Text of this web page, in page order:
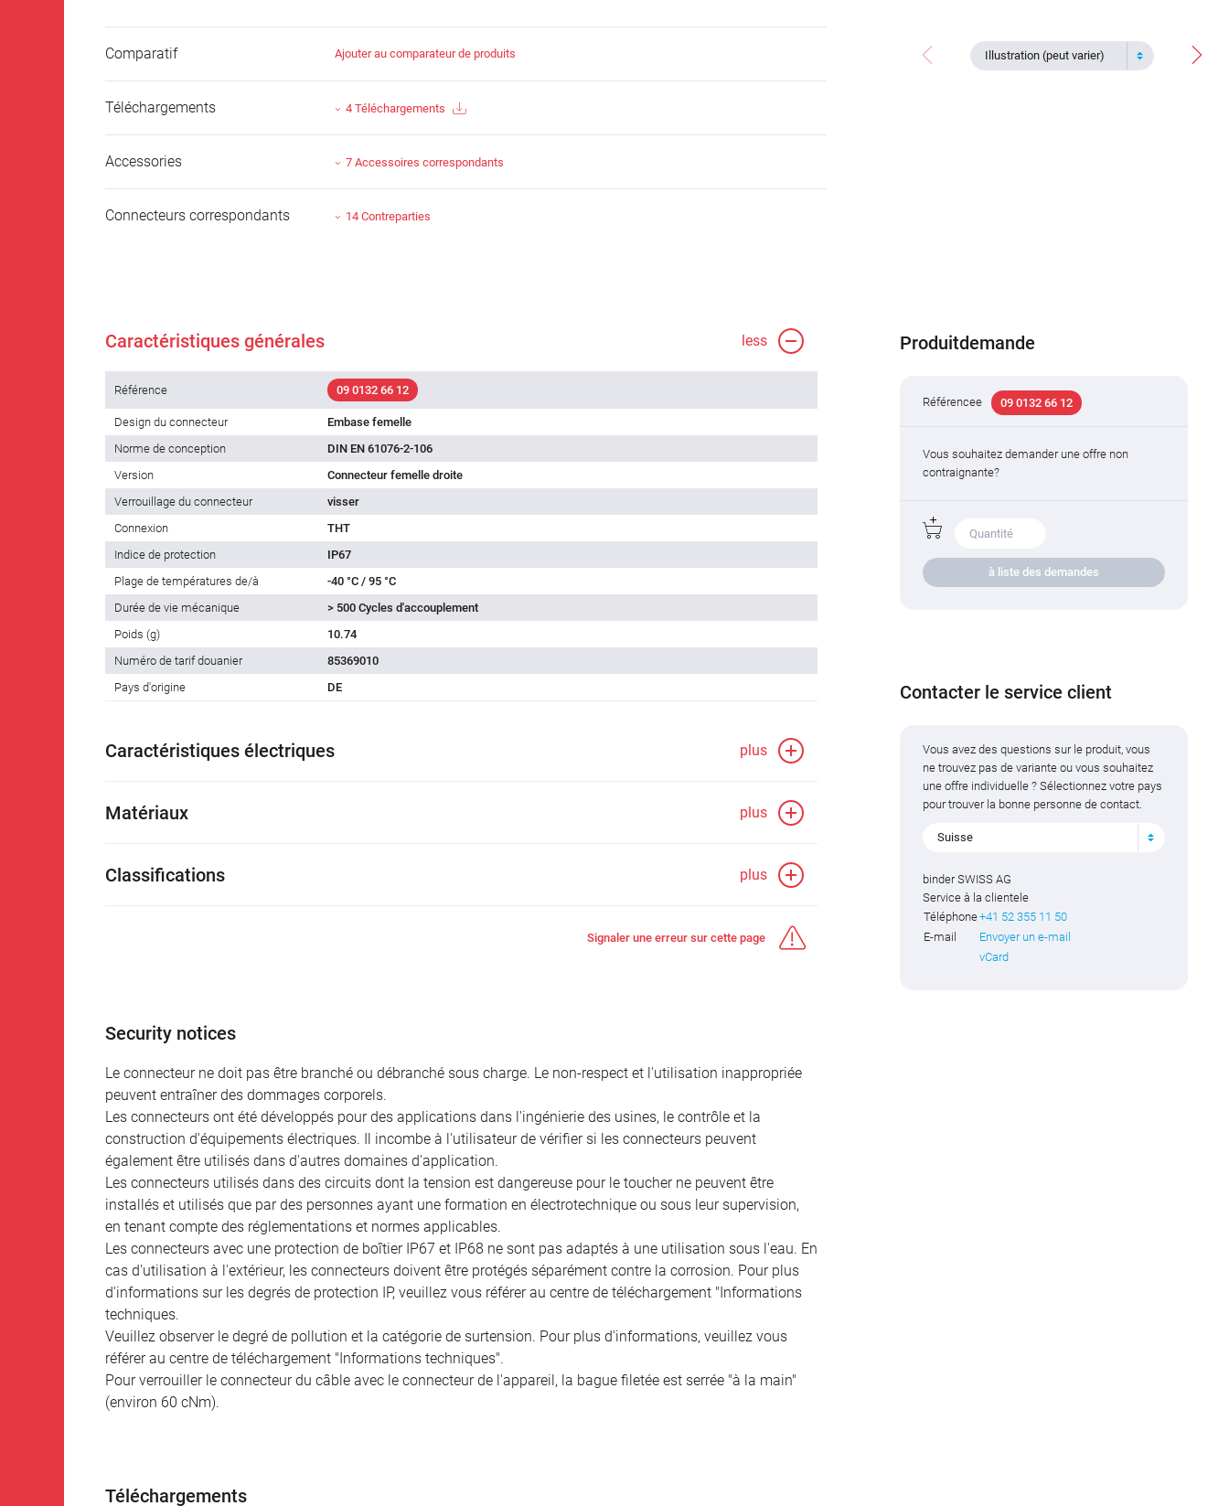
Illustration (peut varier)
Comparatif Ajouter au comparateur de produits
Téléchargements 4 Téléchargements
Accessories 7 Accessoires correspondants
Connecteurs correspondants 14 Contreparties
Caractéristiques générales less
Référence 09 0132 66 12
Design du connecteur
Embase femelle
Norme de conception
DIN EN 61076-2-106
Version
Connecteur femelle droite
Verrouillage du connecteur
visser
Connexion
THT
Indice de protection
IP67
Plage de températures de/à
-40 °C / 95 °C
Durée de vie mécanique
> 500 Cycles d'accouplement
Poids (g)
10.74
Numéro de tarif douanier
85369010
Pays d'origine
DE
Caractéristiques électriques plus
Matériaux plus
Classifications plus
Signaler une erreur sur cette page
Security notices
Le connecteur ne doit pas être branché ou débranché sous charge. Le non-respect et l'utilisation inappropriée
peuvent entraîner des dommages corporels.
Les connecteurs ont été développés pour des applications dans l'ingénierie des usines, le contrôle et la
construction d'équipements électriques. Il incombe à l'utilisateur de vérifier si les connecteurs peuvent
également être utilisés dans d'autres domaines d'application.
Les connecteurs utilisés dans des circuits dont la tension est dangereuse pour le toucher ne peuvent être
installés et utilisés que par des personnes ayant une formation en électrotechnique ou sous leur supervision,
en tenant compte des réglementations et normes applicables.
Les connecteurs avec une protection de boîtier IP67 et IP68 ne sont pas adaptés à une utilisation sous l'eau. En
cas d'utilisation à l'extérieur, les connecteurs doivent être protégés séparément contre la corrosion. Pour plus
d'informations sur les degrés de protection IP, veuillez vous référer au centre de téléchargement "Informations
techniques.
Veuillez observer le degré de pollution et la catégorie de surtension. Pour plus d'informations, veuillez vous
référer au centre de téléchargement "Informations techniques".
Pour verrouiller le connecteur du câble avec le connecteur de l'appareil, la bague filetée est serrée "à la main"
(environ 60 cNm).
Téléchargements
Produitdemande
Référencee 09 0132 66 12
Vous souhaitez demander une offre non
contraignante?
à liste des demandes
Contacter le service client
Vous avez des questions sur le produit, vous
ne trouvez pas de variante ou vous souhaitez
une offre individuelle ? Sélectionnez votre pays
pour trouver la bonne personne de contact.
Suisse
binder SWISS AG
Service à la clientele
Téléphone+41 52 355 11 50
E-mail
Envoyer un e-mail
vCard